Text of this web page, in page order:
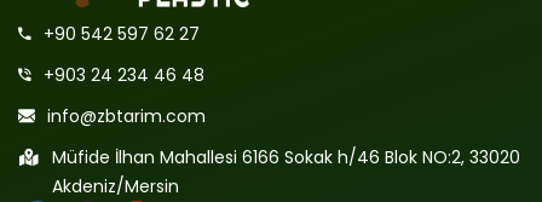
+90 542 597 62 27
+903 24 234 46 48
info@zbtarim.com
Müfide İlhan Mahallesi 6166 Sokak h/46 Blok NO:2, 33020
Akdeniz/Mersin